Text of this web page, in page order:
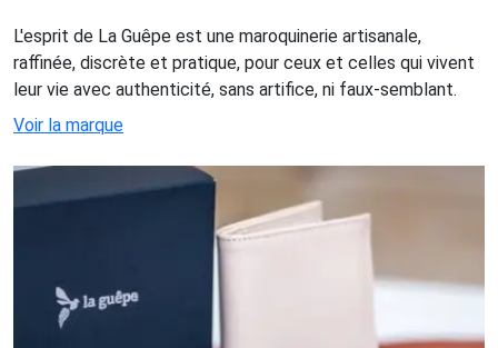
L'esprit de La Guêpe est une maroquinerie artisanale,
raffinée, discrète et pratique, pour ceux et celles qui vivent
leur vie avec authenticité, sans artifice, ni faux-semblant.
Voir la marque